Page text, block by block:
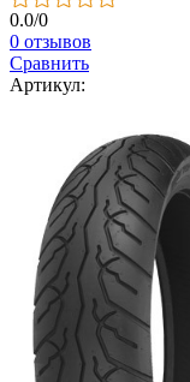
0.0/0
0 отзывов
Сравнить
Артикул: